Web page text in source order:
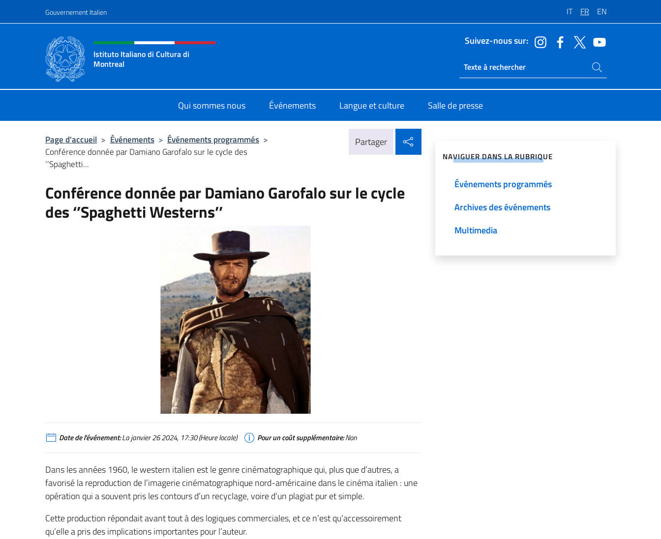
Gouvernement Italien IT FR EN
Site Web, social et en-tête de menu
Istituto Italiano di Cultura di
Montreal
Suivez-nous sur:
Ricerca sito live
Rechercher dans le site
Qui sommes nous Événements Langue et culture Salle de presse
Page d'accueil > Événements > Événements programmés >
Conférence donnée par Damiano Garofalo sur le cycle des
‘’Spaghetti...
Partager
Conférence donnée par Damiano Garofalo sur le cycle
des ‘’Spaghetti Westerns’’
Date de l'événement:La janvier 26 2024, 17:30 (Heure locale) Pour un coût supplémentaire:Non
Dans les années 1960, le western italien est le genre cinématographique qui, plus que d’autres, a
favorisé la reproduction de l’imagerie cinématographique nord-américaine dans le cinéma italien : une
opération qui a souvent pris les contours d’un recyclage, voire d’un plagiat pur et simple.
Cette production répondait avant tout à des logiques commerciales, et ce n’est qu’accessoirement
qu’elle a pris des implications importantes pour l’auteur.
NAVIGUER DANS LA RUBRIQUE
Événements programmés
Archives des événements
Multimedia